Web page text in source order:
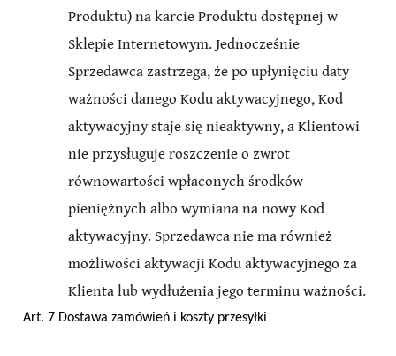
Produktu) na karcie Produktu dostępnej w
Sklepie Internetowym. Jednocześnie
Sprzedawca zastrzega, że po upłynięciu daty
ważności danego Kodu aktywacyjnego, Kod
aktywacyjny staje się nieaktywny, a Klientowi
nie przysługuje roszczenie o zwrot
równowartości wpłaconych środków
pieniężnych albo wymiana na nowy Kod
aktywacyjny. Sprzedawca nie ma również
możliwości aktywacji Kodu aktywacyjnego za
Klienta lub wydłużenia jego terminu ważności.
Art. 7 Dostawa zamówień i koszty przesyłki